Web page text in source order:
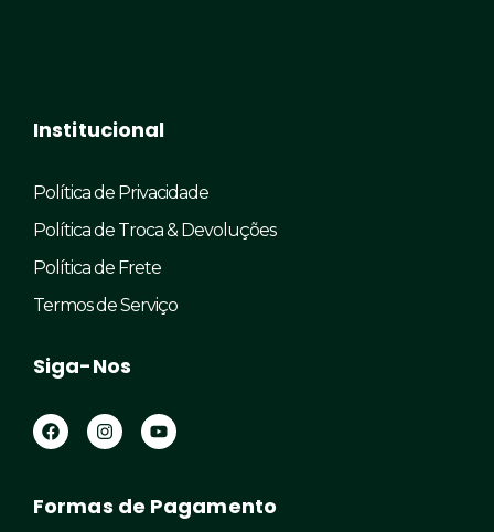
Institucional
Política de Privacidade
Política de Troca & Devoluções
Política de Frete
Termos de Serviço
Siga-Nos
F
a
o
I
n
g
Y
o
b
Formas de Pagamento